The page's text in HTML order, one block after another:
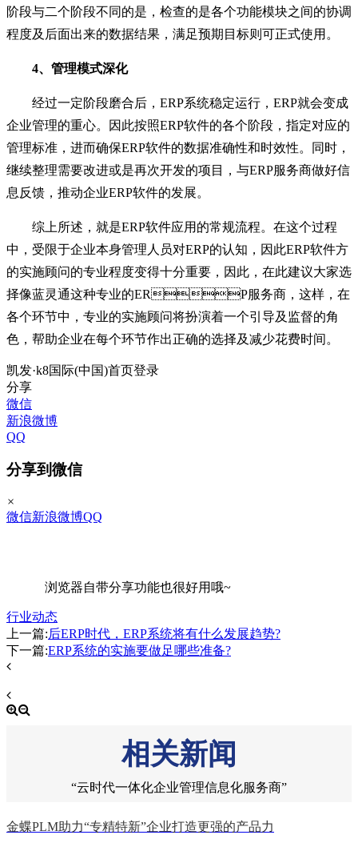
阶段与二个阶段不同的是，检查的是各个功能模块之间的协调
程度及后面出来的数据结果，满足预期目标则可正式使用。
4、管理模式深化
经过一定阶段磨合后，ERP系统稳定运行，ERP就会变成
企业管理的重心。因此按照ERP软件的各个阶段，指定对应的
管理标准，进而确保ERP软件的数据准确性和时效性。同时，
继续整理需要改进或是再次开发的项目，与ERP服务商做好信
息反馈，推动企业ERP软件的发展。
综上所述，就是ERP软件应用的常规流程。在这个过程
中，受限于企业本身管理人员对ERP的认知，因此ERP软件方
的实施顾问的专业程度变得十分重要，因此，在此建议大家选
择像蓝灵通这种专业的ERP服务商，这样，在
各个环节中，专业的实施顾问将扮演着一个引导及监督的角
色，帮助企业在每个环节作出正确的选择及减少花费时间。
凯发·k8国际(中国)首页登录
分享
微信
新浪微博
QQ
分享到微信
×
微信新浪微博QQ
浏览器自带分享功能也很好用哦~
行业动态
上一篇:后ERP时代，ERP系统将有什么发展趋势?
下一篇:ERP系统的实施要做足哪些准备?
相关新闻
“云时代一体化企业管理信息化服务商”
​金蝶PLM助力“专精特新”企业打造更强的产品力